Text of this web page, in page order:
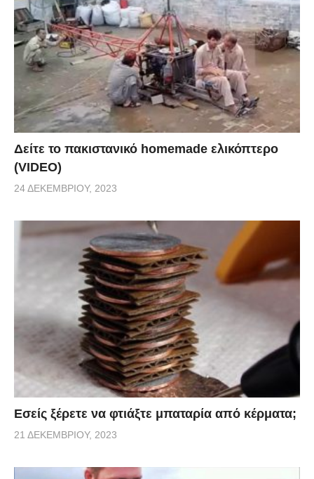
Δείτε το πακιστανικό homemade ελικόπτερο
(VIDEO)
24 ΔΕΚΕΜΒΡΊΟΥ, 2023
Εσείς ξέρετε να φτιάξτε μπαταρία από κέρματα;
21 ΔΕΚΕΜΒΡΊΟΥ, 2023